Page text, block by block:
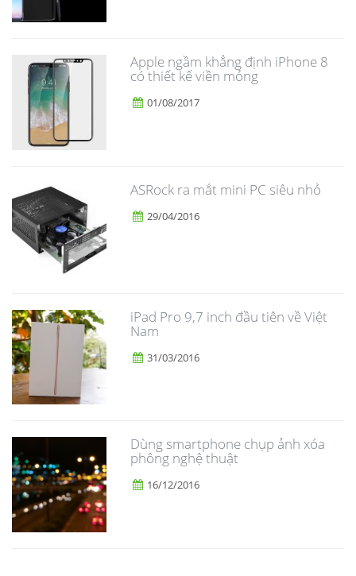
Apple ngầm khẳng định iPhone 8
có thiết kế viền mỏng
01/08/2017
ASRock ra mắt mini PC siêu nhỏ
29/04/2016
iPad Pro 9,7 inch đầu tiên về Việt
Nam
31/03/2016
Dùng smartphone chụp ảnh xóa
phông nghệ thuật
16/12/2016